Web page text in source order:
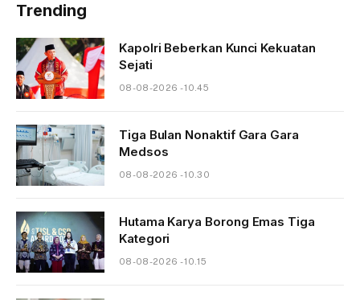
Trending
Kapolri Beberkan Kunci Kekuatan
Sejati
08-08-2026 - 10.45
Tiga Bulan Nonaktif Gara Gara
Medsos
08-08-2026 - 10.30
Hutama Karya Borong Emas Tiga
Kategori
08-08-2026 - 10.15